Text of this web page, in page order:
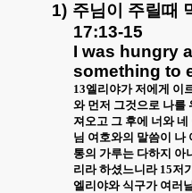
1) 주님이 주릴때
17:13-15
I was hungry
something to
13엘리야가 저에게 이
와 먼저 그것으로 나를
져오고 그 후에 너와
님 여호와의 말씀이 나
통의 가루는 다하지 아
리라 하셨느니라15저
엘리야와 식구가 여러